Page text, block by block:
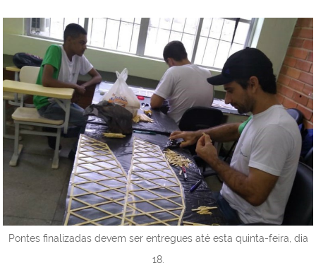
Pontes finalizadas devem ser entregues até esta quinta-feira, dia
18.